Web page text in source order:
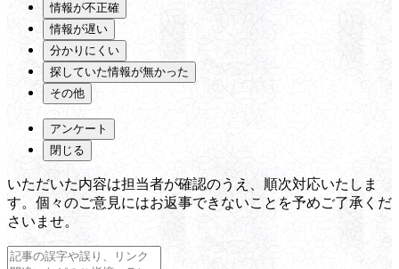
情報が不正確
情報が遅い
分かりにくい
探していた情報が無かった
その他
アンケート
閉じる
いただいた内容は担当者が確認のうえ、順次対応いたしま
す。個々のご意見にはお返事できないことを予めご了承くだ
さいませ。